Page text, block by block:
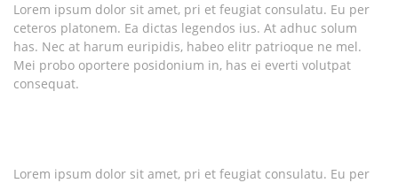
Lorem ipsum dolor sit amet, pri et feugiat consulatu. Eu per
ceteros platonem. Ea dictas legendos ius. At adhuc solum
has. Nec at harum euripidis, habeo elitr patrioque ne mel.
Mei probo oportere posidonium in, has ei everti volutpat
consequat.
Lorem ipsum dolor sit amet, pri et feugiat consulatu. Eu per